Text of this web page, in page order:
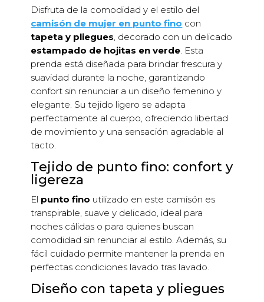
Disfruta de la comodidad y el estilo del
camisón de mujer en punto fino con
tapeta y pliegues, decorado con un delicado
estampado de hojitas en verde. Esta
prenda está diseñada para brindar frescura y
suavidad durante la noche, garantizando
confort sin renunciar a un diseño femenino y
elegante. Su tejido ligero se adapta
perfectamente al cuerpo, ofreciendo libertad
de movimiento y una sensación agradable al
tacto.
Tejido de punto fino: confort y
ligereza
El punto fino utilizado en este camisón es
transpirable, suave y delicado, ideal para
noches cálidas o para quienes buscan
comodidad sin renunciar al estilo. Además, su
fácil cuidado permite mantener la prenda en
perfectas condiciones lavado tras lavado.
Diseño con tapeta y pliegues